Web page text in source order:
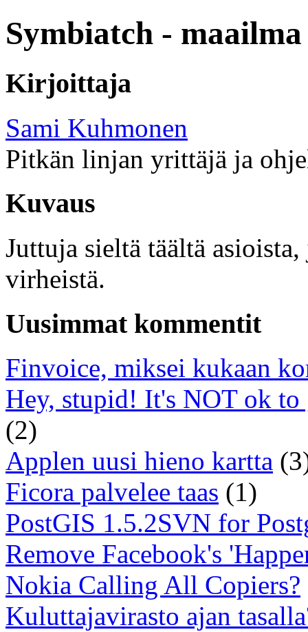
Symbiatch -
Kirjoittaja
Sami Kuhmonen
Pitkän linjan yrittäjä ja
Kuvaus
Juttuja sieltä täältä
virheistä.
Uusimmat kommentit
Finvoice, miksei kukaan
Hey, stupid! It's NOT ok to
(2)
Applen uusi hieno kartta
Ficora palvelee taas (1)
PostGIS 1.5.2SVN for
Remove Facebook's
Nokia Calling All Copiers?
Kuluttajavirasto ajan